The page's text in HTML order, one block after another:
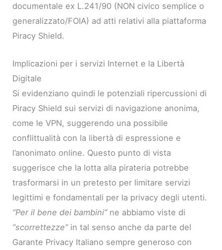
documentale ex L.241/90 (NON civico semplice o
generalizzato/FOIA) ad atti relativi alla piattaforma
Piracy Shield.
Implicazioni per i servizi Internet e la Libertà
Digitale
Si evidenziano quindi le potenziali ripercussioni di
Piracy Shield sui servizi di navigazione anonima,
come le VPN, suggerendo una possibile
conflittualità con la libertà di espressione e
l’anonimato online. Questo punto di vista
suggerisce che la lotta alla pirateria potrebbe
trasformarsi in un pretesto per limitare servizi
legittimi e fondamentali per la privacy degli utenti.
“Per il bene dei bambini”ne abbiamo viste di
“scorrettezze”in tal senso anche da parte del
Garante Privacy Italiano sempre generoso con